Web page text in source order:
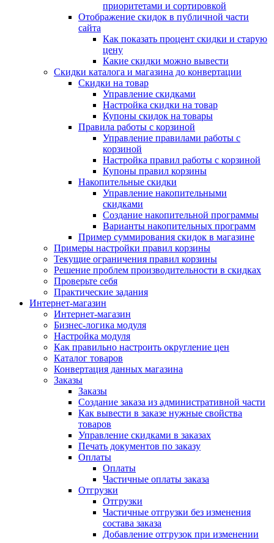
приоритетами и сортировкой
Отображение скидок в публичной части
сайта
Как показать процент скидки и старую
цену
Какие скидки можно вывести
Скидки каталога и магазина до конвертации
Скидки на товар
Управление скидками
Настройка скидки на товар
Купоны скидок на товары
Правила работы с корзиной
Управление правилами работы с
корзиной
Настройка правил работы с корзиной
Купоны правил корзины
Накопительные скидки
Управление накопительными
скидками
Создание накопительной программы
Варианты накопительных программ
Пример суммирования скидок в магазине
Примеры настройки правил корзины
Текущие ограничения правил корзины
Решение проблем производительности в скидках
Проверьте себя
Практические задания
Интернет-магазин
Интернет-магазин
Бизнес-логика модуля
Настройка модуля
Как правильно настроить округление цен
Каталог товаров
Конвертация данных магазина
Заказы
Заказы
Создание заказа из административной части
Как вывести в заказе нужные свойства
товаров
Управление скидками в заказах
Печать документов по заказу
Оплаты
Оплаты
Частичные оплаты заказа
Отгрузки
Отгрузки
Частичные отгрузки без изменения
состава заказа
Добавление отгрузок при изменении